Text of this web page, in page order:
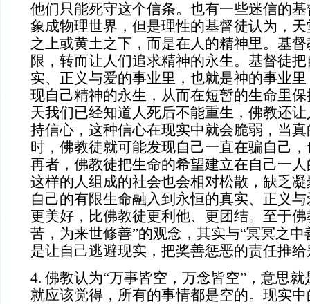
他们只能死守这个信条。也有一些迷信的
象成物理世界，但是理性的基督徒认为，
之上或黄土之下，而是在人的精神里。基
限，转而让人们追求精神的永生。基督徒
实、正义与爱的事业里，也就是神的事业
现自己精神的永生，从而在短暂的生命里
天我们已经知道人死后不能重生，佛教还
持信心，这种信心在现实中就会脆弱，当
时，佛教徒就可能发现自己一直在骗自己
再者，佛教徒把生命的希望建立在自己一
这样的人组成的社会也会相对松散，缺乏
自己的有限生命融入到永恒的真实、正义
更美好，比佛教徒更利他、更团结。至于
苦，为来世修善”的观念，其实与“冥冥之中
是让自己逃避现实，把奖善惩恶的责任推
4. 佛教认为“万事皆空，万念皆空”，意思
就应该觉得，所有的事情都是空的。现实